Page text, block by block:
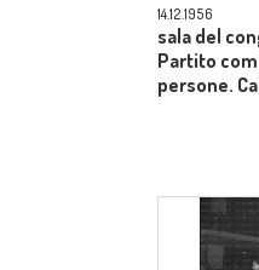
14.12.1956
sala del
Partito
persone.